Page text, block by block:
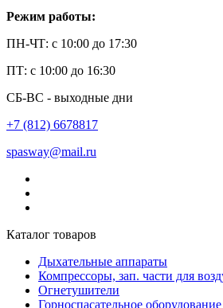
Режим работы:
ПН-ЧТ: с 10:00 до 17:30
ПТ: с 10:00 до 16:30
СБ-ВС - выходные дни
+7 (812) 6678817
spasway@mail.ru
Каталог товаров
Дыхательные аппараты
Компрессоры, зап. части для
Огнетушители
Горноспасательное оборудование